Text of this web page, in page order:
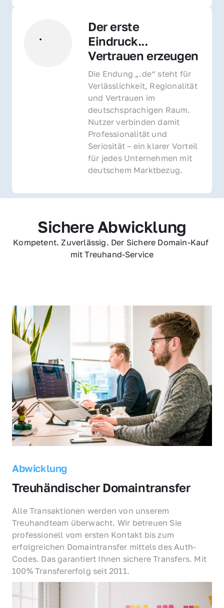
Der erste
Eindruck...
Vertrauen erzeugen
Die Endung „.de“ steht für
Verlässlichkeit, Regionalität
und Vertrauen im
deutschsprachigen Raum.
Nutzer verbinden damit
Professionalität und
Seriosität – ein klarer Vorteil
für jedes Unternehmen mit
deutschem Marktbezug.
Sichere Abwicklung
Kompetent. Zuverlässig. Der Sichere Domain-Kauf
mit Treuhand-Service
Abwicklung
Treuhändischer Domaintransfer
Alle Transaktionen werden von unserem
Treuhandteam überwacht. Wir betreuen Sie
professionell vom ersten Kontakt bis zum
erfolgreichen Domaintransfer mittels des Auth-
Codes. Das garantiert Ihnen sichere Transfers. Mit
100% Transfererfolg seit 2011.